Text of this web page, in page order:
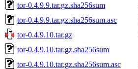
tor-0.4.9.9.tar.gz.sha256sum
tor-0.4.9.9.tar.gz.sha256sum.asc
tor-0.4.9.10.tar.gz
tor-0.4.9.10.tar.gz.sha256sum
tor-0.4.9.10.tar.gz.sha256sum.asc